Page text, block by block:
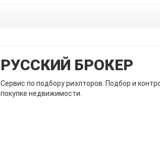
РУССКИЙ БРОКЕР
Сервис по подбору риэлторов. Подбор и
покупке недвижимости.